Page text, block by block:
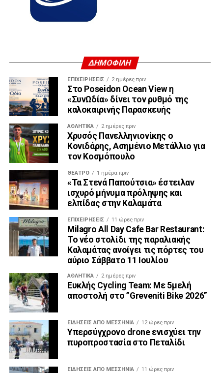
ΔΗΜΟΦΙΛΗ
ΕΠΙΧΕΙΡΉΣΕΙΣ 2 ημέρες πριν
Στο Poseidon Ocean View η
«ΣυνΩδία» δίνει τον ρυθμό της
καλοκαιρινής Παρασκευής
ΑΘΛΗΤΙΚΆ 2 ημέρες πριν
Χρυσός Πανελληνιονίκης ο
Κονιδάρης, Ασημένιο Μετάλλιο για
τον Κοσμόπουλο
ΘΈΑΤΡΟ 1 ημέρα πριν
«Τα Στενά Παπούτσια» έστειλαν
ισχυρό μήνυμα πρόληψης και
ελπίδας στην Καλαμάτα
ΕΠΙΧΕΙΡΉΣΕΙΣ 11 ώρες πριν
Milagro All Day Cafe Bar Restaurant:
Το νέο στολίδι της παραλιακής
Καλαμάτας ανοίγει τις πόρτες του
αύριο Σάββατο 11 Ιουλίου
ΑΘΛΗΤΙΚΆ 2 ημέρες πριν
Ευκλής Cycling Team: Με 5μελή
αποστολή στο ”Greveniti Bike 2026”
ΕΙΔΉΣΕΙΣ ΑΠΟ ΜΕΣΣΗΝΊΑ 12 ώρες πριν
Υπερσύγχρονο drone ενισχύει την
πυροπροστασία στο Πεταλίδι
ΕΙΔΉΣΕΙΣ ΑΠΟ ΜΕΣΣΗΝΊΑ 11 ώρες πριν